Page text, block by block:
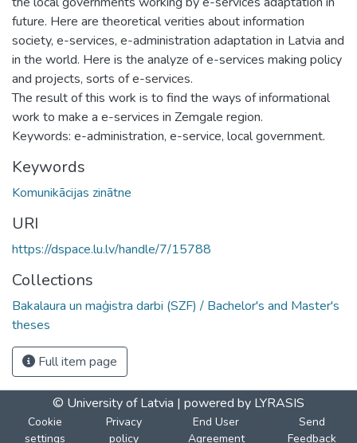
future. Here are theoretical verities about information
society, e-services, e-administration adaptation in Latvia and
in the world. Here is the analyze of e-services making policy
and projects, sorts of e-services.
The result of this work is to find the ways of informational
work to make a e-services in Zemgale region.
Keywords: e-administration, e-service, local government.
Keywords
Komunikācijas zinātne
URI
https://dspace.lu.lv/handle/7/15788
Collections
Bakalaura un maģistra darbi (SZF) / Bachelor's and Master's
theses
Full item page
© University of Latvia | powered by LYRASIS
Cookie
settings
Privacy
policy
End User
Agreement
Send
Feedback